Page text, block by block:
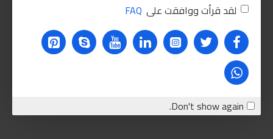
لقد قرأت ووافقت على FAQ
Don't show again.